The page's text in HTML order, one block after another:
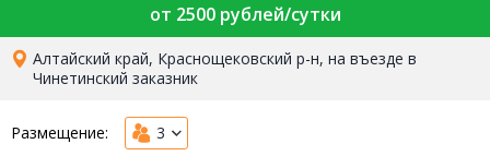
от 2500 рублей/сутки
Алтайский край, Краснощековский р-н, на въезде в
Чинетинский заказник
Размещение: 3